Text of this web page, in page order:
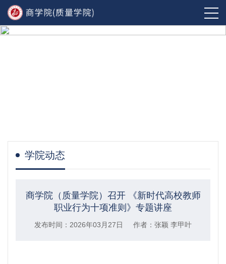
学院动态
商学院（质量学院）召开 《新时代高校教师
职业行为十项准则》专题讲座
发布时间：2026年03月27日 作者：张颖 李甲叶